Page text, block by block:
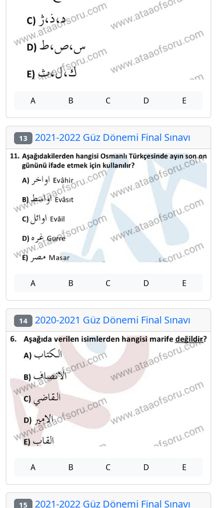
A B C D E
13 2021-2022 Güz Dönemi Final Sınavı
A B C D E
14 2020-2021 Güz Dönemi Final Sınavı
A B C D E
15 2021-2022 Güz Dönemi Final Sınavı